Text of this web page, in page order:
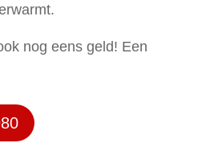
nog eens geld! Een